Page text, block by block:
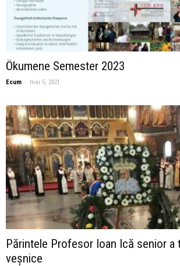
Ökumene Semester 2023
Ecum - mai 5, 2021
Părintele Profesor Ioan Ică senior a
veșnice